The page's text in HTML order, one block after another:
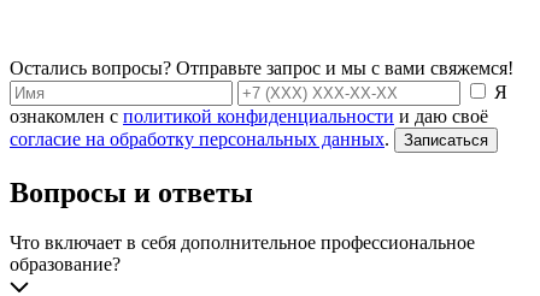
Остались вопросы? Отправьте запрос и мы с вами свяжемся!
Я
ознакомлен с политикой конфиденциальности и даю своё
согласие на обработку персональных данных. Записаться
Вопросы и ответы
Что включает в себя дополнительное профессиональное
образование?